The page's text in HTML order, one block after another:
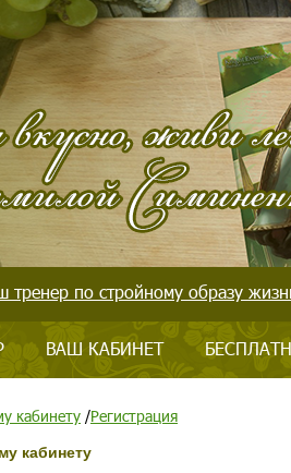
тренер по стройному образу
ВАШ КАБИНЕТ
кабинету /Регистрация
кабинету